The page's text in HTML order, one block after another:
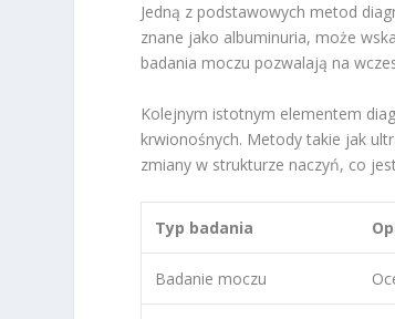
Jedną z podstawowych metod
znane jako albuminuria, może
badania moczu pozwalają na
Kolejnym istotnym elementem
krwionośnych. Metody takie jak
zmiany w strukturze naczyń, co
Typ badania
Badanie moczu